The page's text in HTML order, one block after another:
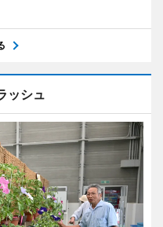
ッシュ